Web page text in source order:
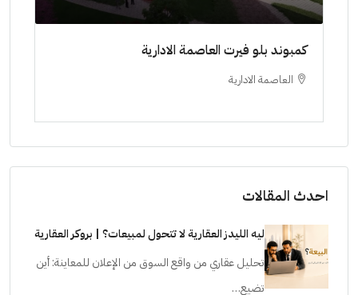
كمبوند بلو فيرت العاصمة الادارية
العاصمة الادارية
احدث المقالات
ليه الليدز العقارية لا تتحول لمبيعات؟ | بروكر العقارية
تحليل عقاري من واقع السوق من الإعلان للمعاينة: أين
تضيع…